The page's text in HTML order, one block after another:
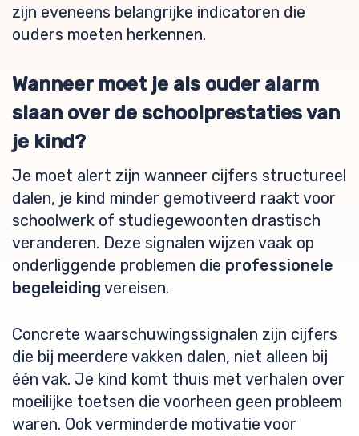
zijn eveneens belangrijke indicatoren die
ouders moeten herkennen.
Wanneer moet je als ouder alarm
slaan over de schoolprestaties van
je kind?
Je moet alert zijn wanneer cijfers structureel
dalen, je kind minder gemotiveerd raakt voor
schoolwerk of studiegewoonten drastisch
veranderen. Deze signalen wijzen vaak op
onderliggende problemen die professionele
begeleiding vereisen.
Concrete waarschuwingssignalen zijn cijfers
die bij meerdere vakken dalen, niet alleen bij
één vak. Je kind komt thuis met verhalen over
moeilijke toetsen die voorheen geen probleem
waren. Ook verminderde motivatie voor